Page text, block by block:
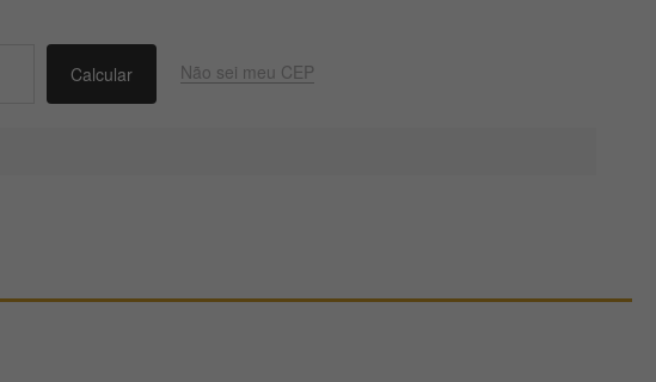
Não sei meu CEP